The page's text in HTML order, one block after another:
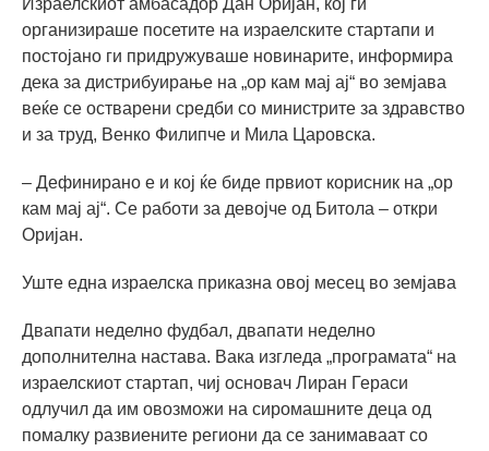
Израелскиот амбасадор Дан Оријан, кој ги
организираше посетите на израелските стартапи и
постојано ги придружуваше новинарите, информира
дека за дистрибуирање на „ор кам мај ај“ во земјава
веќе се остварени средби со министрите за здравство
и за труд, Венко Филипче и Мила Царовска.
– Дефинирано е и кој ќе биде првиот корисник на „ор
кам мај ај“. Се работи за девојче од Битола – откри
Оријан.
Уште една израелска приказна овој месец во земјава
Двапати неделно фудбал, двапати неделно
дополнителна настава. Вака изгледа „програмата“ на
израелскиот стартап, чиј основач Лиран Гераси
одлучил да им овозможи на сиромашните деца од
помалку развиените региони да се занимаваат со